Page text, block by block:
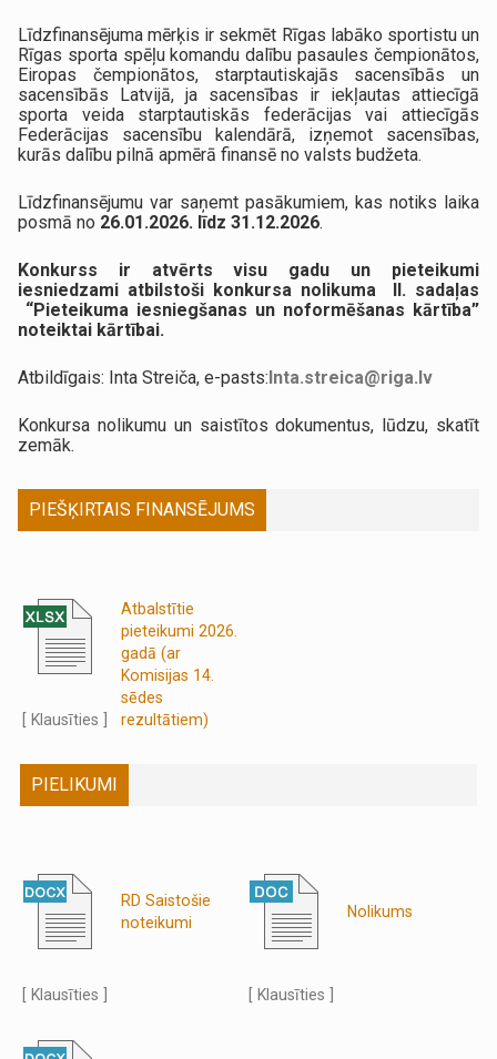
Līdzfinansējuma mērķis ir sekmēt Rīgas labāko sportistu un
Rīgas sporta spēļu komandu dalību pasaules čempionātos,
Eiropas čempionātos, starptautiskajās sacensībās un
sacensībās Latvijā, ja sacensības ir iekļautas attiecīgā
sporta veida starptautiskās federācijas vai attiecīgās
Federācijas sacensību kalendārā, izņemot sacensības,
kurās dalību pilnā apmērā finansē no valsts budžeta.
Līdzfinansējumu var saņemt pasākumiem, kas notiks laika
posmā no 26.01.2026. līdz 31.12.2026.
Konkurss ir atvērts visu gadu un pieteikumi
iesniedzami atbilstoši konkursa nolikuma II. sadaļas
“Pieteikuma iesniegšanas un noformēšanas kārtība”
noteiktai kārtībai.
Atbildīgais: Inta Streiča, e-pasts:Inta.streica@riga.lv
Konkursa nolikumu un saistītos dokumentus, lūdzu, skatīt
zemāk.
PIEŠĶIRTAIS FINANSĒJUMS
Atbalstītie
pieteikumi 2026.
gadā (ar
Komisijas 14.
sēdes
rezultātiem)
[ Klausīties ]
PIELIKUMI
RD Saistošie
noteikumi
[ Klausīties ]
Nolikums
[ Klausīties ]